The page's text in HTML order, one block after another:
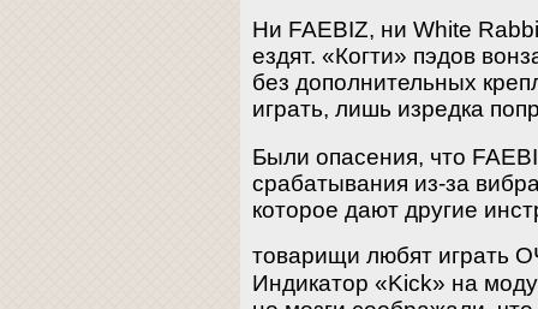
Ни FAEBIZ, ни White
ездят. «Когти» пэдов
без дополнительных
играть, лишь изредка
Были опасения, что
срабатывания из-за
которое дают другие
товарищи любят играть
Индикатор «Kick» на